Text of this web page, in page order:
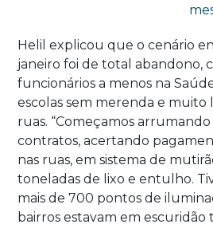
Helil explicou que o cenário
janeiro foi de total abandono,
funcionários a menos na
escolas sem merenda e muito
ruas. “Começamos arrumando
contratos, acertando
nas ruas, em sistema de
toneladas de lixo e entulho.
mais de 700 pontos de
bairros estavam em escuridão